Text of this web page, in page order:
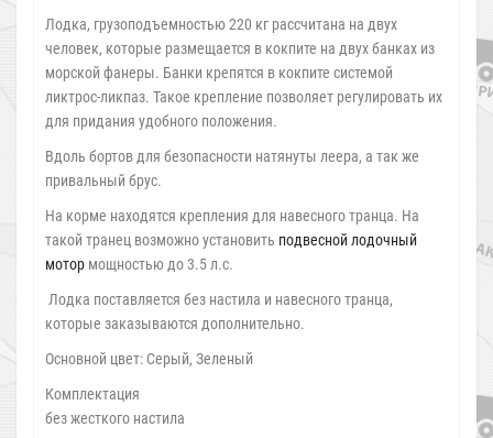
Лодка, грузоподъемностью 220 кг рассчитана на двух
человек, которые размещается в кокпите на двух банках из
морской фанеры. Банки крепятся в кокпите системой
ликтрос-ликпаз. Такое крепление позволяет регулировать их
для придания удобного положения.
Вдоль бортов для безопасности натянуты леера, а так же
привальный брус.
На корме находятся крепления для навесного транца. На
такой транец возможно установить подвесной лодочный
мотор мощностью до 3.5 л.с.
Лодка поставляется без настила и навесного транца,
которые заказываются дополнительно.
Основной цвет: Серый, Зеленый
Комплектация
без жесткого настила